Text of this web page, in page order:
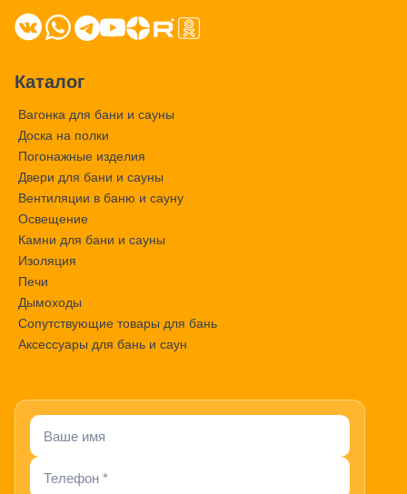
Каталог
Вагонка для бани и сауны
Доска на полки
Погонажные изделия
Двери для бани и сауны
Вентиляции в баню и сауну
Освещение
Камни для бани и сауны
Изоляция
Печи
Дымоходы
Сопутствующие товары для бань
Аксессуары для бань и саун